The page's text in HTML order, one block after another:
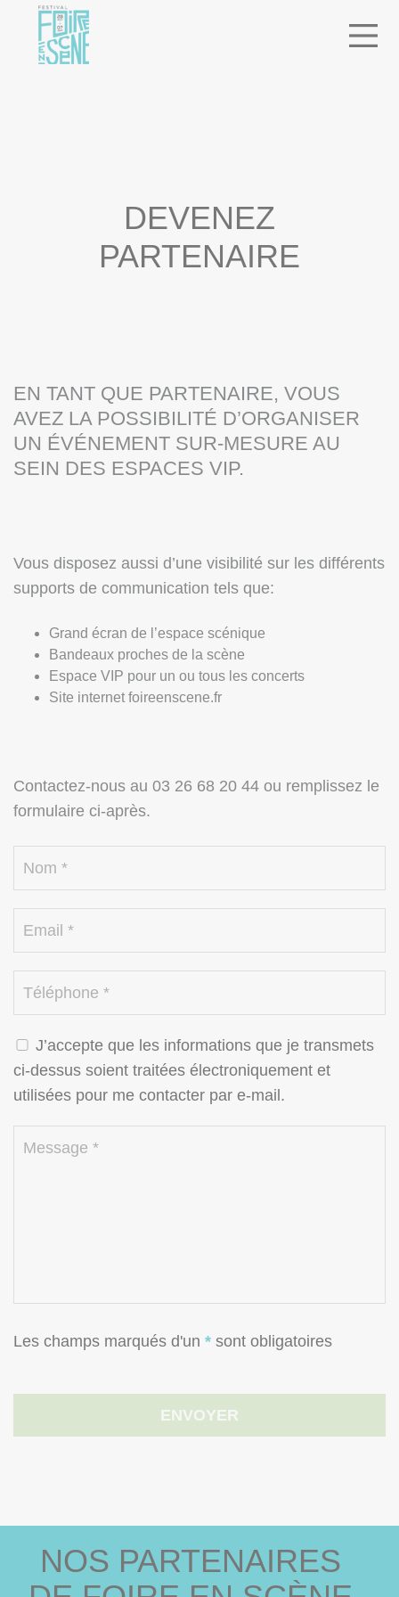
DEVENEZ
PARTENAIRE
EN TANT QUE PARTENAIRE, VOUS
AVEZ LA POSSIBILITÉ D’ORGANISER
UN ÉVÉNEMENT SUR-MESURE AU
SEIN DES ESPACES VIP.
Vous disposez aussi d’une visibilité sur les différents
supports de communication tels que:
Grand écran de l’espace scénique
Bandeaux proches de la scène
Espace VIP pour un ou tous les concerts
Site internet foireenscene.fr
Contactez-nous au 03 26 68 20 44 ou remplissez le
formulaire ci-après.
J’accepte que les informations que je transmets
ci-dessus soient traitées électroniquement et
utilisées pour me contacter par e-mail.
Les champs marqués d'un * sont obligatoires
NOS PARTENAIRES